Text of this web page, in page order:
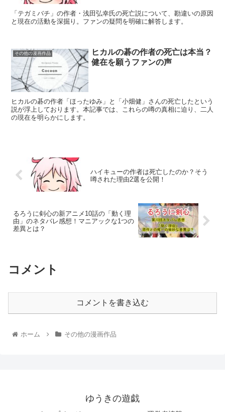
「テガミバチ」の作者・浅田弘幸氏の死亡説について、勘違いの原因
と現在の活動を深掘り。ファンの疑問を明確に解答します。
その他の漫画作品
ヒカルの碁の作者の死亡は本当？
健在を願うファンの声
ヒカルの碁の作者「ほったゆみ」と「小畑健」さんの死亡したという
説が浮上しております。本記事では、これらの噂の真相に迫り、二人
の現在を明らかにします。
ハイキューの作者は死亡したのか？そう
噂された理由2選を公開！
るろうに剣心の新アニメ10話の「動く理
由」のネタバレ感想！マニアックな1つの
差異とは？
コメント
コメントを書き込む
ホーム その他の漫画作品
ゆうきの遊戯